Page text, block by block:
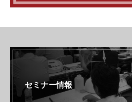
セミナー情報